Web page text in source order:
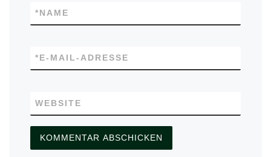
NAME
*
E-MAIL-ADRESSE
*
WEBSITE